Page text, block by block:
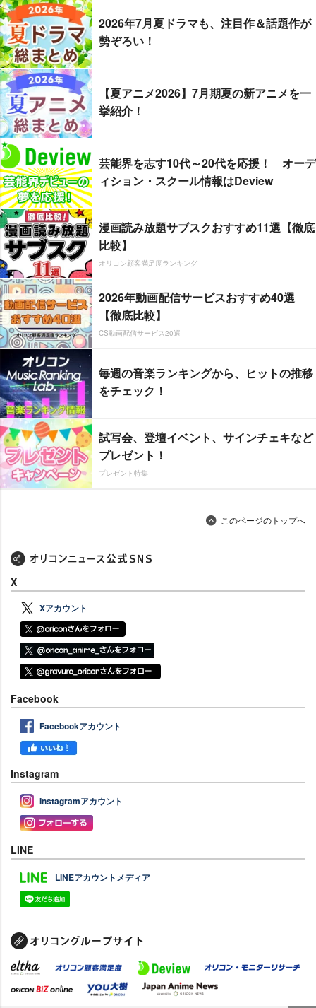
2026年7月夏ドラマも、注目作＆話題作が
勢ぞろい！
【夏アニメ2026】7月期夏の新アニメを一
挙紹介！
芸能界を志す10代～20代を応援！ オーデ
ィション・スクール情報はDeview
漫画読み放題サブスクおすすめ11選【徹底
比較】
オリコン顧客満足度ランキング
2026年動画配信サービスおすすめ40選
【徹底比較】
CS動画配信サービス20選
毎週の音楽ランキングから、ヒットの推移
をチェック！
試写会、登壇イベント、サインチェキなど
プレゼント！
プレゼント特集
このページのトップへ
X
Xアカウント
Facebook
Facebookアカウント
Instagram
Instagramアカウント
LINE
LINEアカウントメディア